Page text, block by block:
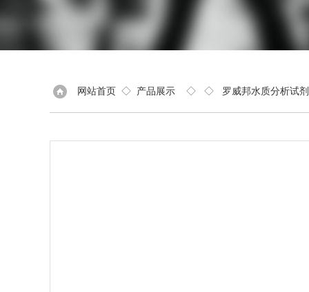
网站首页 ◇ 产品展示 ◇ ◇ 罗威邦水质分析试剂